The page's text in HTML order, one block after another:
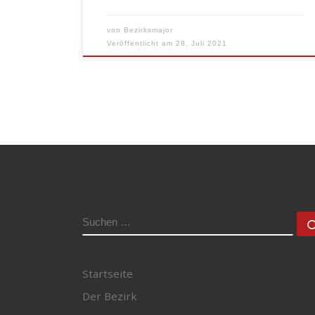
von Bezirksmajor
Veröffentlicht am 28. Juli 2021
SUCHE
Startseite
Der Bezirk